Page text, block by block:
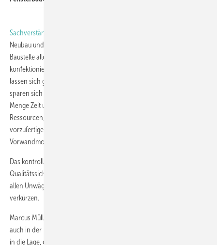
Sachverständiger Marc Schütt
Neubau und Sanierung: "In der Sanierung habe ich meist erst auf der
Baustelle alle erforderlichen Informationen, um solche Systeme zu
konfektionieren.“ Anders im Neubau: "Da stehen meine Parameter fest,
lassen sich ganz anders in die Montageplanung einbeziehen. Hier
sparen sich Hersteller und / oder Verarbeitungsbetriebe natürlich jede
Menge Zeit und in Hinblick auf potenziellen Verschnitt dazu noch
Ressourcen, wenn sie in der Lage sind, die Montagerahmen ab Werk
vorzufertigen und mit dem fertigen Setup aus Fenster und
Vorwandmontage auf die Baustelle zu kommen.“
Das kontrollierbare Umfeld der Werkstatt bietet zudem Vorteile bei der
Qualitätssicherung verglichen mit dem Zuschnitt auf der Baustelle mit
allen Unwägbarkeiten und Fehlerrisiken. So lassen sich Bauzeiten
verkürzen.
Marcus Müller, Bereichsleiter Vertrieb bei Gargiulo, bestätigt: "Gerade
auch in der Logistik versetzt das Vorwandmontagesystem die Betriebe
in die Lage, größere Teile des Bauablaufs von der Baustelle weg unters